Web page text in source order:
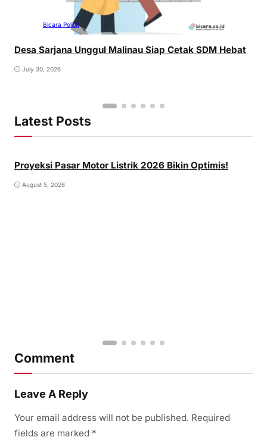
Bicara Politik
Desa Sarjana Unggul Malinau Siap Cetak SDM Hebat
July 30, 2026
Latest Posts
Proyeksi Pasar Motor Listrik 2026 Bikin Optimis!
August 5, 2026
Comment
Leave A Reply
Your email address will not be published. Required
fields are marked *